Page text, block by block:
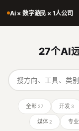
Ai × 数字游民 × 1人公司
27个AI
全部 27 开发 3
媒体 2 专